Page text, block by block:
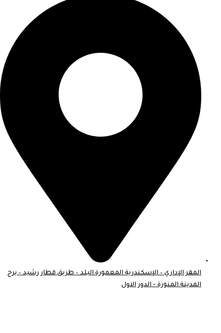
المقر الإداري – الإسكندرية المعمورة البلد – طريق قطار رشيد – برج
المدينة المنورة - الدور الاول